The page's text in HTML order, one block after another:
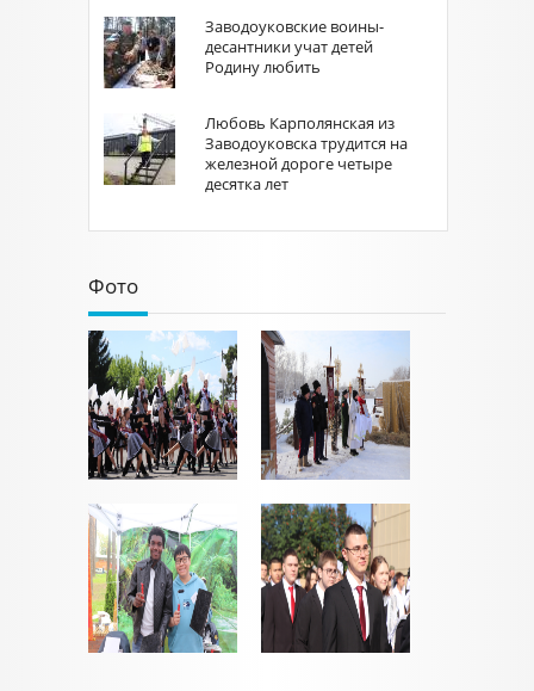
Заводоуковские воины-
десантники учат детей
Родину любить
Любовь Карполянская из
Заводоуковска трудится на
железной дороге четыре
десятка лет
Фото